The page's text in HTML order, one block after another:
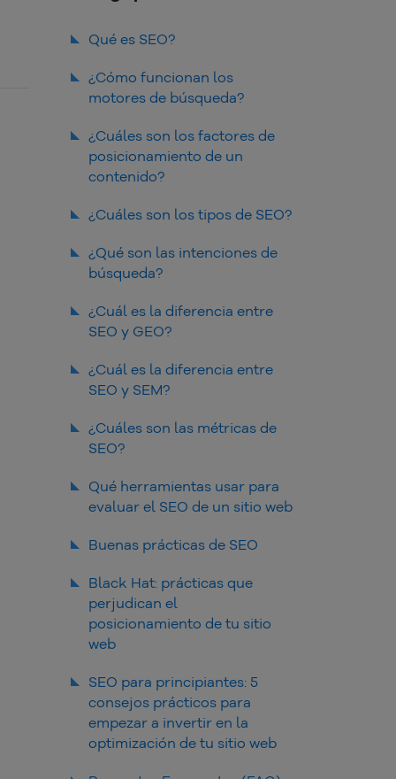
Qué es SEO?
¿Cómo funcionan los
motores de búsqueda?
¿Cuáles son los factores de
posicionamiento de un
contenido?
Calidad del contenido
Responsividad
Palabras clave
Tiempo de permanencia en la
página
dominio
¿Cuáles son los tipos de SEO?
SEO en página
¿Qué son las intenciones de
búsqueda?
Informacional
Transaccional
¿Cuál es la diferencia entre
SEO y GEO?
¿Cuál es la diferencia entre
SEO y SEM?
¿Cuáles son las métricas de
SEO?
Qué herramientas usar para
evaluar el SEO de un sitio web
Buenas prácticas de SEO
Black Hat: prácticas que
perjudican el
posicionamiento de tu sitio
web
SEO para principiantes: 5
consejos prácticos para
empezar a invertir en la
optimización de tu sitio web